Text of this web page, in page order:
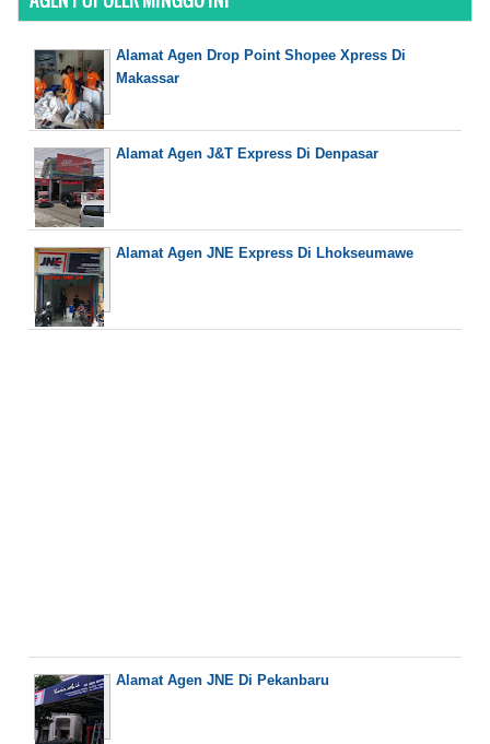
Alamat Agen Drop Point Shopee Xpress Di
Makassar
Alamat Agen J&T Express Di Denpasar
Alamat Agen JNE Express Di Lhokseumawe
Alamat Agen JNE Di Pekanbaru